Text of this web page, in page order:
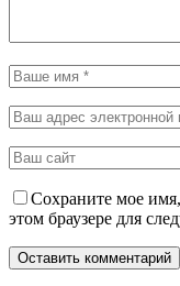
Сохраните мое
этом браузере для